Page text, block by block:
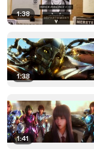
1:38
1:38
1:41